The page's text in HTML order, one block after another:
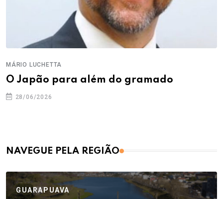
MÁRIO LUCHETTA
O Japão para além do gramado
28/06/2026
NAVEGUE PELA REGIÃO
GUARAPUAVA